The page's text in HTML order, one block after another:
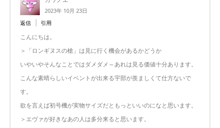
2023年 10月 23日
返信
引用
こんにちは。
＞「ロンギヌスの槍」は見に行く機会があるかどうか
いやいやそんなことではダメダメ～あれは見る価値十分あります。
こんな素晴らしいイベントが出来る宇部が羨ましくて仕方ないで
す。
欲を言えば初号機が実物サイズだともっといいのになと思います。
＞エヴァが好きなあの人は多分来ると思います。